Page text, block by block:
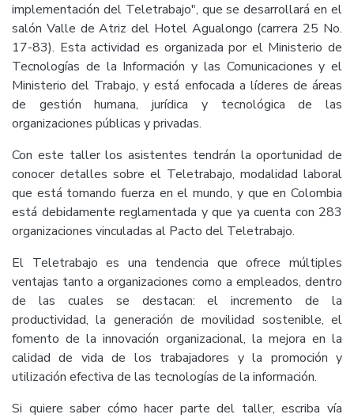
implementación del Teletrabajo", que se desarrollará en el
salón Valle de Atriz del Hotel Agualongo (carrera 25 No.
17-83). Esta actividad es organizada por el Ministerio de
Tecnologías de la Información y las Comunicaciones y el
Ministerio del Trabajo, y está enfocada a líderes de áreas
de gestión humana, jurídica y tecnológica de las
organizaciones públicas y privadas.
Con este taller los asistentes tendrán la oportunidad de
conocer detalles sobre el Teletrabajo, modalidad laboral
que está tomando fuerza en el mundo, y que en Colombia
está debidamente reglamentada y que ya cuenta con 283
organizaciones vinculadas al Pacto del Teletrabajo.
El Teletrabajo es una tendencia que ofrece múltiples
ventajas tanto a organizaciones como a empleados, dentro
de las cuales se destacan: el incremento de la
productividad, la generación de movilidad sostenible, el
fomento de la innovación organizacional, la mejora en la
calidad de vida de los trabajadores y la promoción y
utilización efectiva de las tecnologías de la información.
Si quiere saber cómo hacer parte del taller, escriba vía